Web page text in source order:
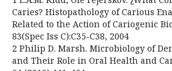
Caries? Histopathology of Carious
Related to the Action of Cariogenic
83(Spec Iss C):C35-C38, 2004
2 Philip D. Marsh. Microbiology of
and Their Role in Oral Health and